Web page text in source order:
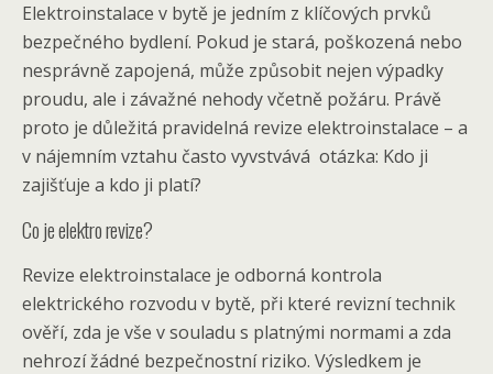
Elektroinstalace v bytě je jedním z klíčových prvků
bezpečného bydlení. Pokud je stará, poškozená nebo
nesprávně zapojená, může způsobit nejen výpadky
proudu, ale i závažné nehody včetně požáru. Právě
proto je důležitá pravidelná revize elektroinstalace – a
v nájemním vztahu často vyvstvává otázka: Kdo ji
zajišťuje a kdo ji platí?
Co je elektro revize?
Revize elektroinstalace je odborná kontrola
elektrického rozvodu v bytě, při které revizní technik
ověří, zda je vše v souladu s platnými normami a zda
nehrozí žádné bezpečnostní riziko. Výsledkem je